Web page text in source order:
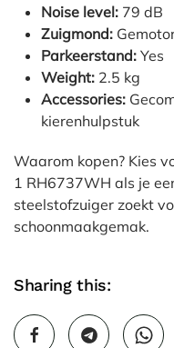
Noise level: 79 dB
Zuigmond:
Parkeerstand: Yes
Weight: 2.5 kg
Accessories:
kierenhulpstuk
Waarom kopen? Kies
1 RH6737WH als je
steelstofzuiger zoekt
schoonmaakgemak.
Sharing this: